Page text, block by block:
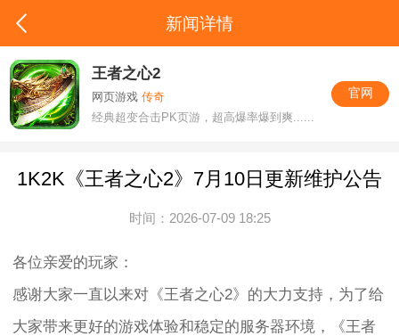
新闻详情
王者之心2
网页游戏传奇
经典超变合击PK页游，超高爆率爆到爽......
官网
1K2K《王者之心2》7月10日更新维护公告
时间：2026-07-09 18:25
各位亲爱的玩家：
感谢大家一直以来对《王者之心2》的大力支持，为了给
大家带来更好的游戏体验和稳定的服务器环境，《王者